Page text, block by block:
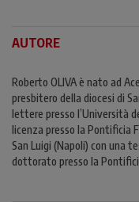
AUTORE
Roberto OLIVA è nato ad
presbitero della diocesi di
lettere presso l’Università
licenza presso la Pontificia
San Luigi (Napoli) con una
dottorato presso la